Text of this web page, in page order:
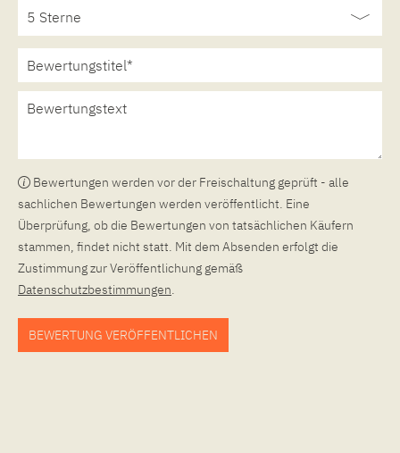
Bewertungen werden vor der Freischaltung geprüft - alle
sachlichen Bewertungen werden veröffentlicht. Eine
Überprüfung, ob die Bewertungen von tatsächlichen Käufern
stammen, findet nicht statt. Mit dem Absenden erfolgt die
Zustimmung zur Veröffentlichung gemäß
Datenschutzbestimmungen.
BEWERTUNG VERÖFFENTLICHEN